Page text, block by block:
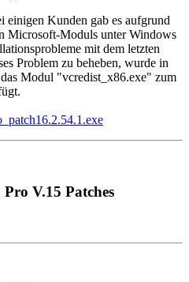
einigen Kunden gab es aufgrund
Microsoft-Moduls unter Windows
mit dem letzten
Problem zu beheben, wurde in
Modul "vcredist_x86.exe" zum
V.15 Patches